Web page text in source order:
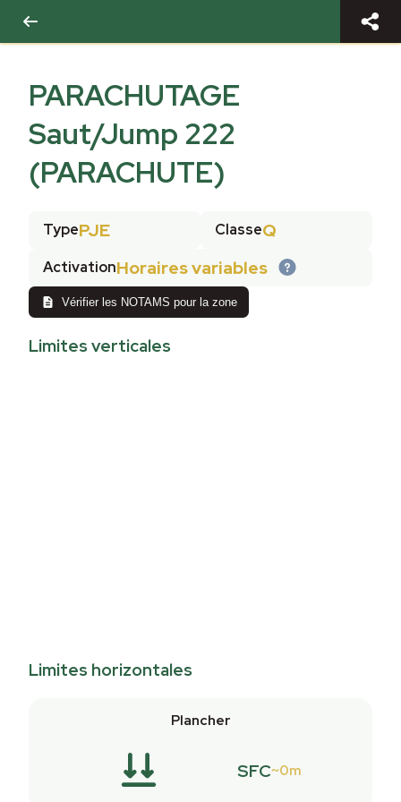
PARACHUTAGE
Saut/Jump 222
(PARACHUTE)
TypePJE ClasseQ
ActivationHoraires variables
Vérifier les NOTAMS pour la zone
Limites verticales
Limites horizontales
Plancher
SFC 0m